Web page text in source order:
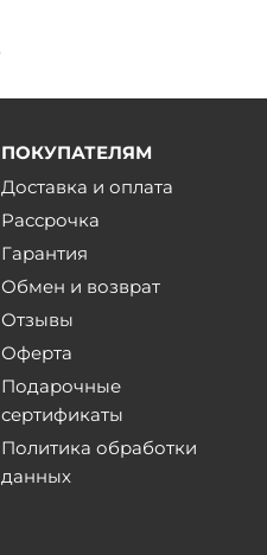
ПОКУПАТЕЛЯМ
Доставка и оплата
Рассрочка
Гарантия
Обмен и возврат
Отзывы
Оферта
Подарочные
сертификаты
Политика обработки
данных